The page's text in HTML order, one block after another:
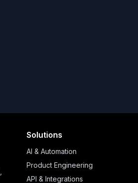
Solutions
AI & Automation
Product Engineering
API & Integrations